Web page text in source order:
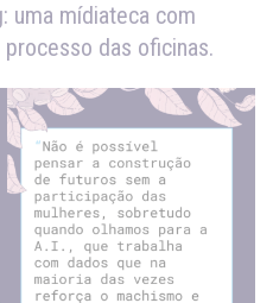
uma mídiateca com
das oficinas.